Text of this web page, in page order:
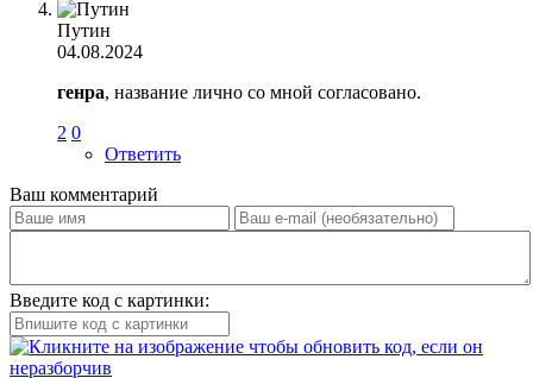
Путин
04.08.2024
генра, название лично со мной согласовано.
2 0
Ответить
Ваш комментарий
Введите код с картинки: